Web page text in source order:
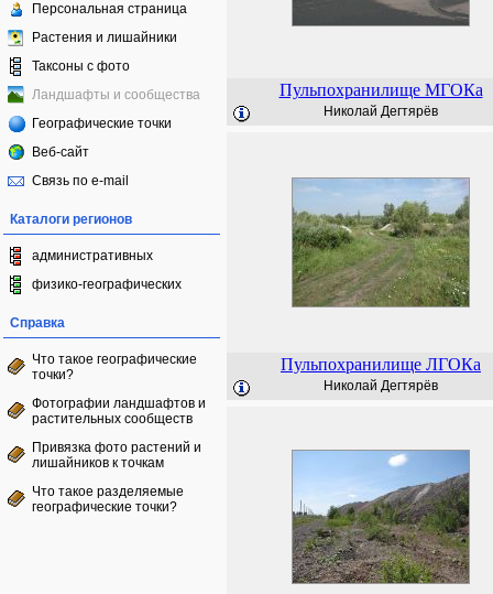
Персональная страница
Растения и лишайники
Таксоны с фото
Ландшафты и сообщества
Географические точки
Веб-сайт
Связь по e-mail
Каталоги регионов
административных
физико-географических
Справка
Что такое географические
точки?
Фотографии ландшафтов и
растительных сообществ
Привязка фото растений и
лишайников к точкам
Что такое разделяемые
географические точки?
Пульпохранилище МГОКа
Николай Дегтярёв
Пульпохранилище ЛГОКа
Николай Дегтярёв